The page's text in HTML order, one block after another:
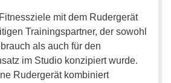
mit dem Rudergerät
Trainingspartner, der sowohl
als auch für den
im Studio konzipiert wurde.
Rudergerät kombiniert